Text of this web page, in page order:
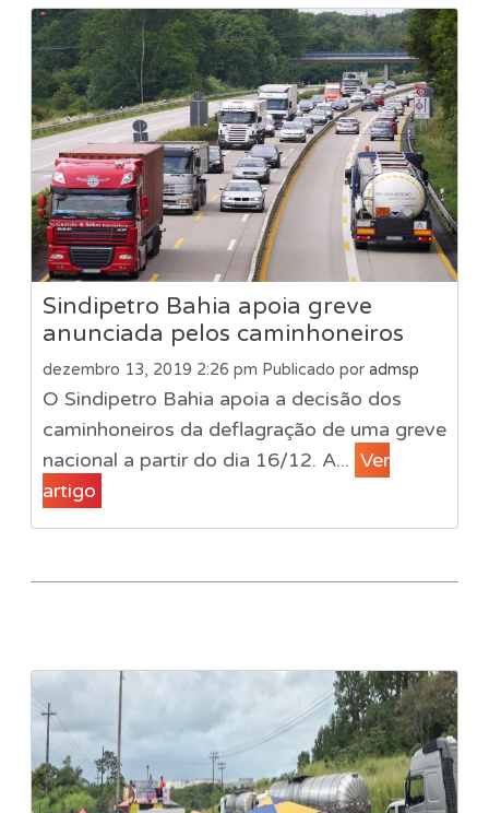
Sindipetro Bahia apoia greve
anunciada pelos caminhoneiros
dezembro 13, 2019 2:26 pm Publicado por admsp
O Sindipetro Bahia apoia a decisão dos
caminhoneiros da deflagração de uma greve
nacional a partir do dia 16/12. A... Ver
artigo